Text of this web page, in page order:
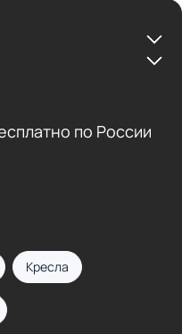
по России
Кресла